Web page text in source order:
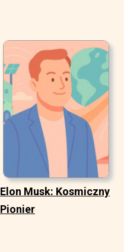
Elon Musk: Kosmiczny
Pionier